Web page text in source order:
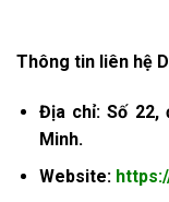
Thông tin liên hệ
Địa chỉ: Số 22,
Minh.
Website: